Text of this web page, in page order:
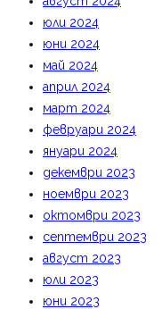
юли 2024
юни 2024
май 2024
април 2024
март 2024
февруари 2024
януари 2024
декември 2023
ноември 2023
октомври 2023
септември 2023
август 2023
юли 2023
юни 2023